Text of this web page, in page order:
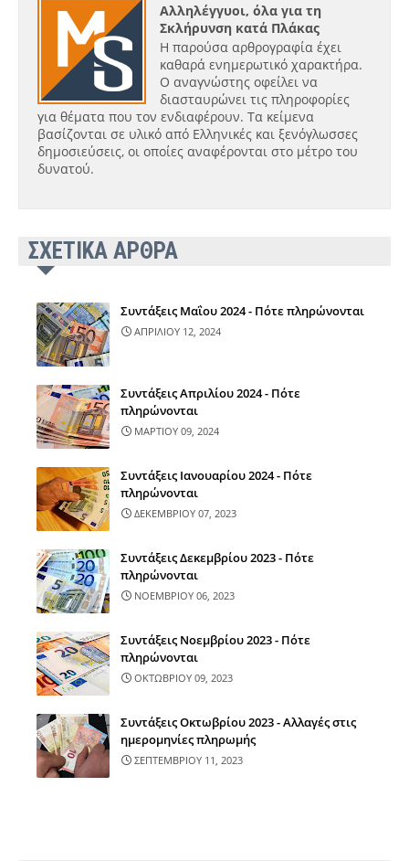
Αλληλέγγυοι, όλα για τη
Σκλήρυνση κατά Πλάκας
Η παρούσα αρθρογραφία έχει
καθαρά ενημερωτικό χαρακτήρα.
Ο αναγνώστης οφείλει να
διασταυρώνει τις πληροφορίες
για θέματα που τον ενδιαφέρουν. Τα κείμενα
βασίζονται σε υλικό από Ελληνικές και ξενόγλωσσες
δημοσιεύσεις, οι οποίες αναφέρονται στο μέτρο του
δυνατού.
ΣΧΕΤΙΚΑ ΑΡΘΡΑ
Συντάξεις Μαΐου 2024 - Πότε πληρώνονται
ΑΠΡΙΛΙΟΥ 12, 2024
Συντάξεις Απριλίου 2024 - Πότε
πληρώνονται
ΜΑΡΤΙΟΥ 09, 2024
Συντάξεις Ιανουαρίου 2024 - Πότε
πληρώνονται
ΔΕΚΕΜΒΡΙΟΥ 07, 2023
Συντάξεις Δεκεμβρίου 2023 - Πότε
πληρώνονται
ΝΟΕΜΒΡΙΟΥ 06, 2023
Συντάξεις Νοεμβρίου 2023 - Πότε
πληρώνονται
ΟΚΤΩΒΡΙΟΥ 09, 2023
Συντάξεις Οκτωβρίου 2023 - Αλλαγές στις
ημερομηνίες πληρωμής
ΣΕΠΤΕΜΒΡΙΟΥ 11, 2023